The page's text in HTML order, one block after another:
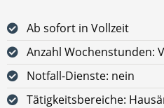
Ab sofort in Vollzeit
Anzahl Wochenstunden:
Notfall-Dienste: nein
Tätigkeitsbereiche: